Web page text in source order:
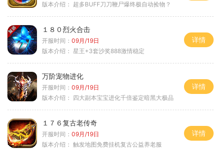
版本介绍： 超多BUFF刀刀鞭尸爆终极自动捡物？
１８０烈火合击
开服时间： 09月/19日
版本介绍： 星王+3套沙奖888激情稳定
详情
万阶宠物进化
开服时间： 09月/19日
版本介绍： 四大副本宝宝进化千倍鉴定暗黑大极品
详情
１７６复古老传奇
开服时间： 09月/19日
版本介绍： 触发地图免费挂机复古公益养老服
详情